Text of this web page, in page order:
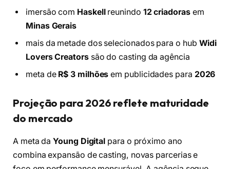
imersão com Haskellreunindo 12 criadorasem
Minas Gerais
mais da metade dos selecionados para o hub Widi
Lovers Creatorssão do casting da agência
meta de R$ 3 milhões em publicidades para 2026
Projeção para 2026 reflete maturidade
do mercado
A meta daYoung Digital para o próximo ano
combina expansão de casting, novas parcerias e